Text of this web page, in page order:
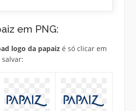
em PNG:
logo da papaizé só clicar em